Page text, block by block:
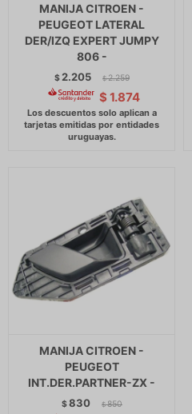
MANIJA CITROEN -
PEUGEOT LATERAL
DER/IZQ EXPERT JUMPY
806 -
$ 2.205 $ 2.259
$ 1.874
MANIJA CITROEN -
PEUGEOT
INT.DER.PARTNER-ZX -
$830 $ 850